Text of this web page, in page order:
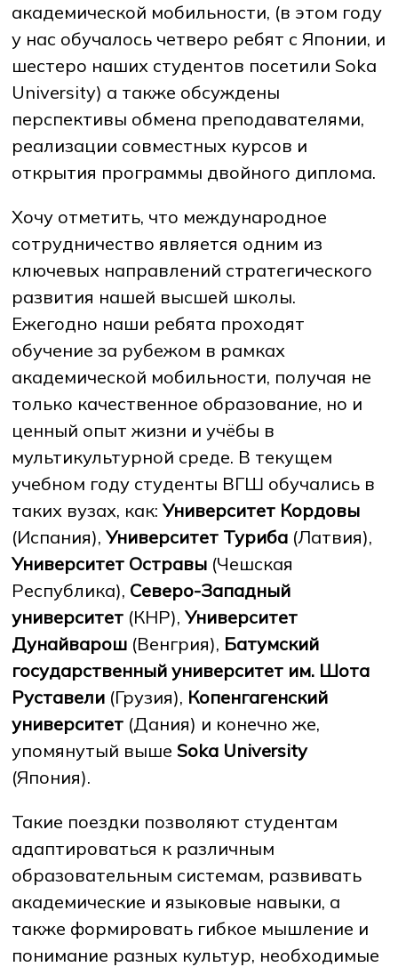
академической мобильности, (в этом году
у нас обучалось четверо ребят с Японии, и
шестеро наших студентов посетили Soka
University) а также обсуждены
перспективы обмена преподавателями,
реализации совместных курсов и
открытия программы двойного диплома.
Хочу отметить, что международное
сотрудничество является одним из
ключевых направлений стратегического
развития нашей высшей школы.
Ежегодно наши ребята проходят
обучение за рубежом в рамках
академической мобильности, получая не
только качественное образование, но и
ценный опыт жизни и учёбы в
мультикультурной среде. В текущем
учебном году студенты ВГШ обучались в
таких вузах, как:Университет Кордовы
(Испания),Университет Туриба (Латвия),
Университет Остравы (Чешская
Республика), Северо-Западный
университет (КНР),Университет
Дунайварош (Венгрия), Батумский
государственный университет им. Шота
Руставели (Грузия), Копенгагенский
университет (Дания) и конечно же,
упомянутый вышеSoka University
(Япония).
Такие поездки позволяют студентам
адаптироваться к различным
образовательным системам, развивать
академические и языковые навыки, а
также формировать гибкое мышление и
понимание разных культур, необходимые